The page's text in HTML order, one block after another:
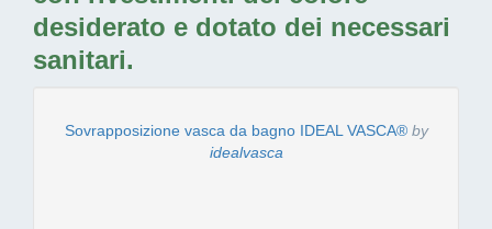
desiderato e dotato dei necessari
sanitari.
Sovrapposizione vasca da bagno IDEAL VASCA® by
idealvasca